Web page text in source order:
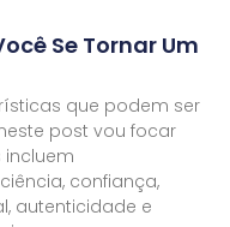
Se Tornar Um
que podem ser
post vou focar
incluem
confiança,
autenticidade e